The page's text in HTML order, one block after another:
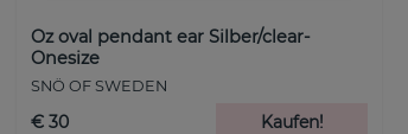
Oz oval pendant ear Silber/clear-
Onesize
SNÖ OF SWEDEN
€ 30 Kaufen!